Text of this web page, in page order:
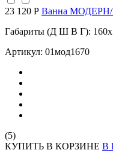
23 120 Р Ванна МОДЕРН/
Габариты (Д Ш В Г):
Артикул: 01мод1670
(5)
КУПИТЬ В КОРЗИНЕ В